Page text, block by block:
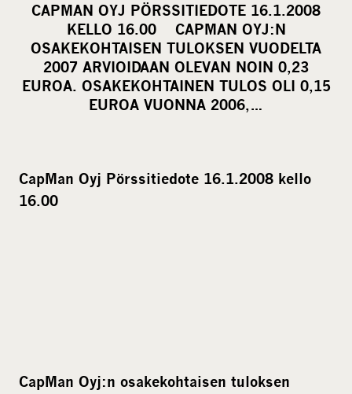
r
e
o
n
s
i
CAPMAN OYJ PÖRSSITIEDOTE 16.1.2008
KELLO 16.00 CAPMAN OYJ:N
OSAKEKOHTAISEN TULOKSEN VUODELTA
2007 ARVIOIDAAN OLEVAN NOIN 0,23
EUROA. OSAKEKOHTAINEN TULOS OLI 0,15
EUROA VUONNA 2006,…
CapMan Oyj Pörssitiedote 16.1.2008 kello
16.00
CapMan Oyj:n osakekohtaisen tuloksen